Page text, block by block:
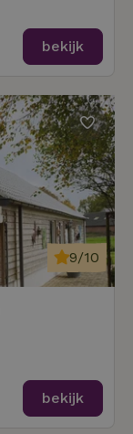
bekijk
9/10
bekijk